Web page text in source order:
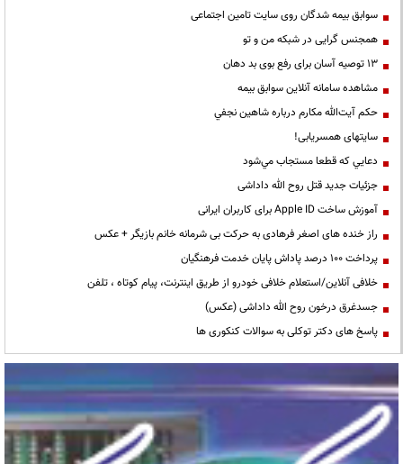
سوابق بیمه شدگان روی سایت تامین اجتماعی
همجنس گرایی در شبکه من و تو
13 توصیه آسان برای رفع بوی بد دهان
مشاهده سامانه آنلاين سوابق بیمه
حكم آيت‌الله مكارم درباره شاهين نجفي
سایتهای همسریابی!
دعايي كه قطعا مستجاب مي‌شود
جزئیات جدید قتل روح الله داداشی
آموزش ساخت Apple ID برای کاربران ایرانی
راز خنده های اصغر فرهادی به حرکت بی شرمانه خانم بازیگر + عکس
پرداخت ۱۰۰ درصد پاداش پایان خدمت فرهنگیان
خلافی آنلاین/استعلام خلافی خودرو از طریق اینترنت، پیام کوتاه ، تلفن
جسدغرق درخون روح الله داداشی (عکس)
پاسخ های دکتر توکلی به سوالات کنکوری ها